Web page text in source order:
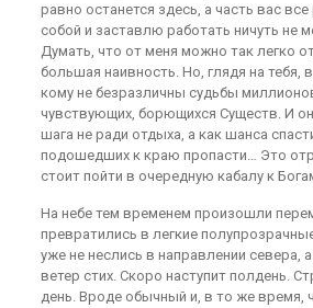
равно останется здесь, а часть вас
собой и заставлю работать ничуть не
Думать, что от меня можно так легко
большая наивность. Но, глядя на тебя,
кому не безразличны судьбы
чувствующих, борющихся Существ. И
шага не ради отдыха, а как шанса
подошедших к краю пропасти… Это
стоит пойти в очередную кабалу к
На небе тем временем произошли
превратились в легкие
уже не неслись в направлении севера,
ветер стих. Скоро наступит полдень.
день. Вроде обычный и, в то же время,